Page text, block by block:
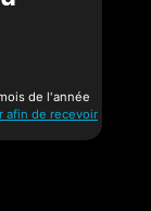
de l'année
afin de recevoir